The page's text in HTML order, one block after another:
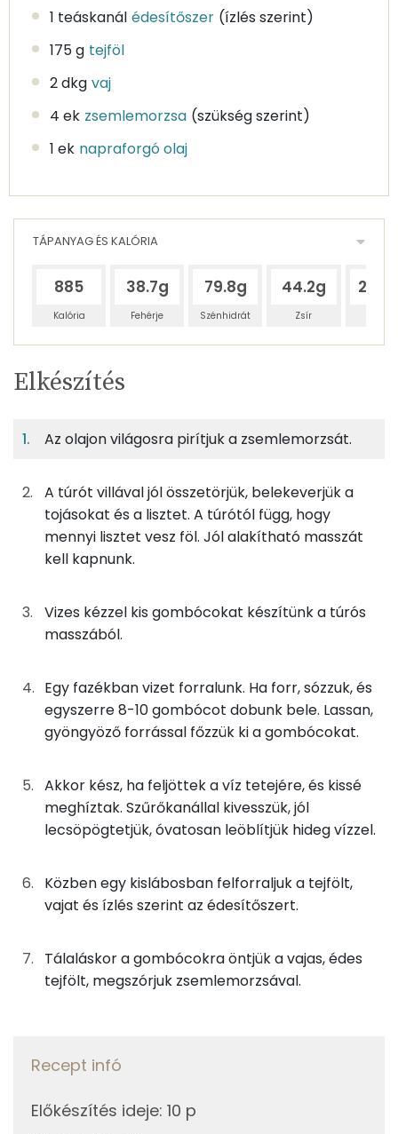
1 teáskanál édesítőszer (ízlés szerint)
175 g tejföl
2 dkg vaj
4 ek zsemlemorzsa (szükség szerint)
1 ek napraforgó olaj
TÁPANYAG ÉS KALÓRIA
885
Kalória
38.7g
Fehérje
79.8g
Szénhidrát
44.2g
Zsír
Egy
adagban
11%
22%
12%
125gtehéntúró
184 kcal
55g tojás
0gsó
0gédesítőszer
0 kcal
88g tejföl
173 kcal
20gzsemlemorzsa
79 kcal
napraforgó olaj 35 kcal
Összesen 885 kcal
TÁPANYAGTARTALOM
Egy
2
100
11%
Fehérje
22%
Szénhidrát
12%
Zsír
55%
Víz
TOP ásványi anyagok
Cink
Kálcium
TOP vitaminok
Kolin:
Tiamin - B1 vitamin:
E vitamin:
Niacin - B3 vitamin:
Összesen
Elkészítés
Az olajon világosra pirítjuk a zsemlemorzsát.
A túrót villával jól összetörjük, belekeverjük a
tojásokat és a lisztet. A túrótól függ, hogy
mennyi lisztet vesz föl. Jól alakítható masszát
kell kapnunk.
Vizes kézzel kis gombócokat készítünk a túrós
masszából.
Egy fazékban vizet forralunk. Ha forr, sózzuk, és
egyszerre 8-10 gombócot dobunk bele. Lassan,
gyöngyöző forrással főzzük ki a gombócokat.
Akkor kész, ha feljöttek a víz tetejére, és kissé
meghíztak. Szűrőkanállal kivesszük, jól
lecsöpögtetjük, óvatosan leöblítjük hideg vízzel.
Közben egy kislábosban felforraljuk a tejfölt,
vajat és ízlés szerint az édesítőszert.
Tálaláskor a gombócokra öntjük a vajas, édes
tejfölt, megszórjuk zsemlemorzsával.
Recept infó
Előkészítés ideje: 10 p